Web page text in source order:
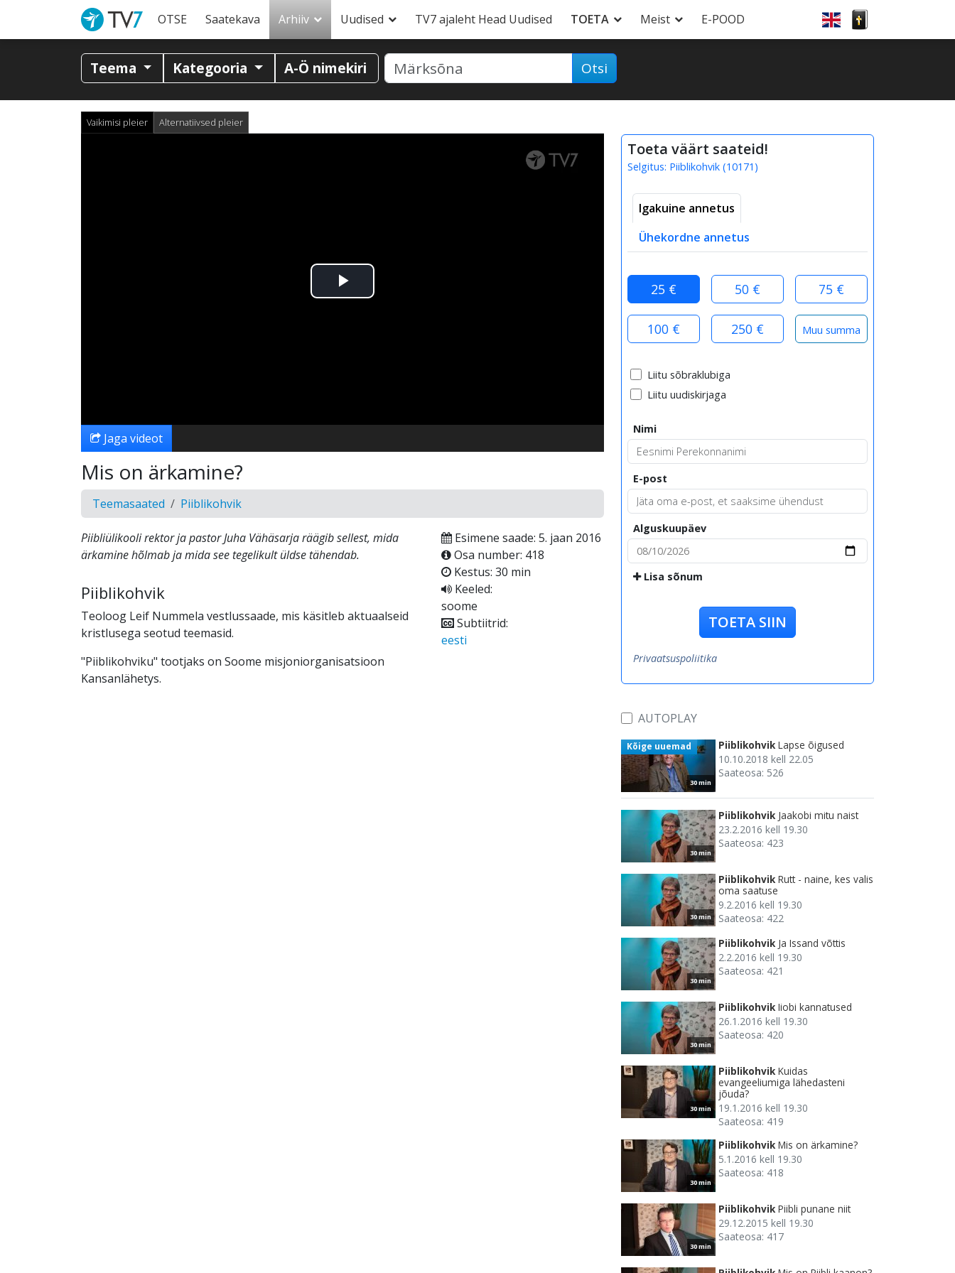
OTSE Saatekava Arhiiv Uudised TV7 ajaleht Head Uudised TOETA Meist E-POOD
Teema Kategooria A-Ö nimekiri Otsi
Vaikimisi pleier Alternatiivsed pleier
Esita
Jaga videot
Mis on ärkamine?
Teemasaated Piiblikohvik
Piibliülikooli rektor ja pastor Juha Vähäsarja räägib sellest, mida
ärkamine hõlmab ja mida see tegelikult üldse tähendab.
Piiblikohvik
Teoloog Leif Nummela vestlussaade, mis käsitleb aktuaalseid
kristlusega seotud teemasid.
"Piiblikohviku" tootjaks on Soome misjoniorganisatsioon
Kansanlähetys.
Esimene saade: 5. jaan 2016
Osa number: 418
Kestus: 30 min
Keeled:
soome
Subtiitrid:
eesti
Toeta väärt saateid!
Selgitus: Piiblikohvik (10171 )
Igakuine annetus
Ühekordne annetus
25 € 50 € 75 €
100 € 250 €
Liitu sõbraklubiga
Liitu uudiskirjaga
Nimi
E-post
Alguskuupäev
Lisa sõnum
TOETA SIIN
Privaatsuspoliitika
AUTOPLAY
30 min
Kõige uuemad Piiblikohvik Lapse õigused
10.10.2018 kell 22.05
Saateosa: 526
30 min
Piiblikohvik Jaakobi mitu naist
23.2.2016 kell 19.30
Saateosa: 423
30 min
Piiblikohvik Rutt - naine, kes valis
oma saatuse
9.2.2016 kell 19.30
Saateosa: 422
30 min
Piiblikohvik Ja Issand võttis
2.2.2016 kell 19.30
Saateosa: 421
30 min
Piiblikohvik Iiobi kannatused
26.1.2016 kell 19.30
Saateosa: 420
30 min
Piiblikohvik Kuidas
evangeeliumiga lähedasteni
jõuda?
19.1.2016 kell 19.30
Saateosa: 419
30 min
Piiblikohvik Mis on ärkamine?
5.1.2016 kell 19.30
Saateosa: 418
30 min
Piiblikohvik Piibli punane niit
29.12.2015 kell 19.30
Saateosa: 417